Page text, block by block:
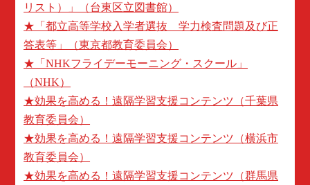
リスト）」（台東区立図書館）
★「都立高等学校入学者選抜 学力検査問題及び正
答表等」（東京都教育委員会）
★「NHKフライデーモーニング・スクール」
（NHK）
★効果を高める！遠隔学習支援コンテンツ（千葉県
教育委員会）
★効果を高める！遠隔学習支援コンテンツ（横浜市
教育委員会）
★効果を高める！遠隔学習支援コンテンツ（群馬県